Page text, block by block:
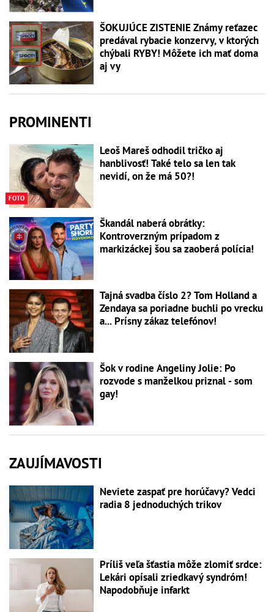
ŠOKUJÚCE ZISTENIE Známy reťazec
predával rybacie konzervy, v ktorých
chýbali RYBY! Môžete ich mať doma
aj vy
PROMINENTI
FOTO
Leoš Mareš odhodil tričko aj
hanblivosť! Také telo sa len tak
nevidí, on že má 50?!
Škandál naberá obrátky:
Kontroverzným prípadom z
markizáckej šou sa zaoberá polícia!
Tajná svadba číslo 2? Tom Holland a
Zendaya sa poriadne buchli po vrecku
a... Prísny zákaz telefónov!
Šok v rodine Angeliny Jolie: Po
rozvode s manželkou priznal - som
gay!
ZAUJÍMAVOSTI
Neviete zaspať pre horúčavy? Vedci
radia 8 jednoduchých trikov
Príliš veľa šťastia môže zlomiť srdce:
Lekári opísali zriedkavý syndróm!
Napodobňuje infarkt